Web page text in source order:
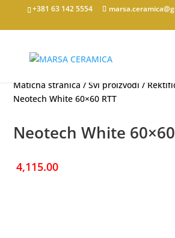
+381 63 142 5554
Matična stranica/Svi proizvodi/
Neotech White 60×60 RTT
Neotech White
4,115.00